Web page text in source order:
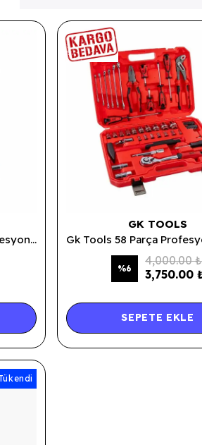
Deniz 108 Parça 1/2-1/4 Profesyonel Lokma Takımı
GK TOOLS
%6
4,000.00 ₺
3,750.00
SEPETE EKLE